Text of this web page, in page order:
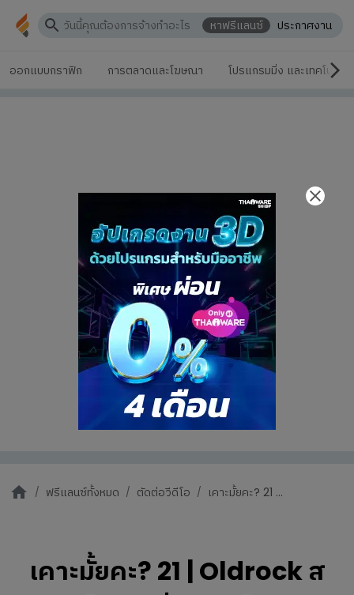
หาฟรีแลนซ์ ประกาศงาน
ออกแบบกราฟิก การตลาดและโฆษณา โปรแกรมมิ่ง และเทคโนโลยี
ฟรีแลนซ์ทั้งหมด ตัดต่อวีดีโอ เคาะมั้ยคะ? 21 ...
เคาะมั้ยคะ? 21 | Oldrock ส